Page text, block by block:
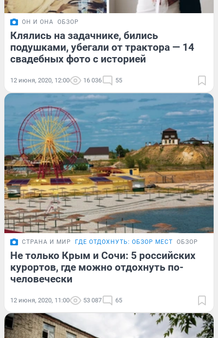
ОН И ОНА ОБЗОР
Клялись на задачнике, бились
подушками, убегали от трактора — 14
свадебных фото с историей
12 июня, 2020, 12:00 16 036 55
СТРАНА И МИР ГДЕ ОТДОХНУТЬ: ОБЗОР МЕСТ ОБЗОР
Не только Крым и Сочи: 5 российских
курортов, где можно отдохнуть по-
человечески
12 июня, 2020, 11:00 53 087 65